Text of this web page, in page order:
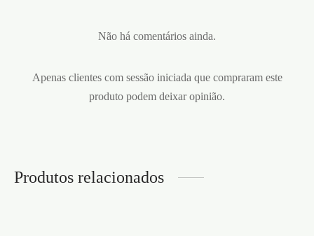
Não há comentários ainda.
Apenas clientes com sessão iniciada que compraram este
produto podem deixar opinião.
Produtos relacionados